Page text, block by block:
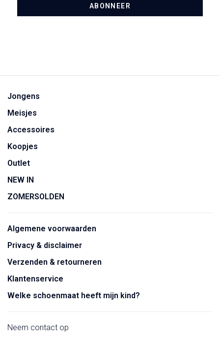
ABONNEER
Jongens
Meisjes
Accessoires
Koopjes
Outlet
NEW IN
ZOMERSOLDEN
Algemene voorwaarden
Privacy & disclaimer
Verzenden & retourneren
Klantenservice
Welke schoenmaat heeft mijn kind?
Neem contact op